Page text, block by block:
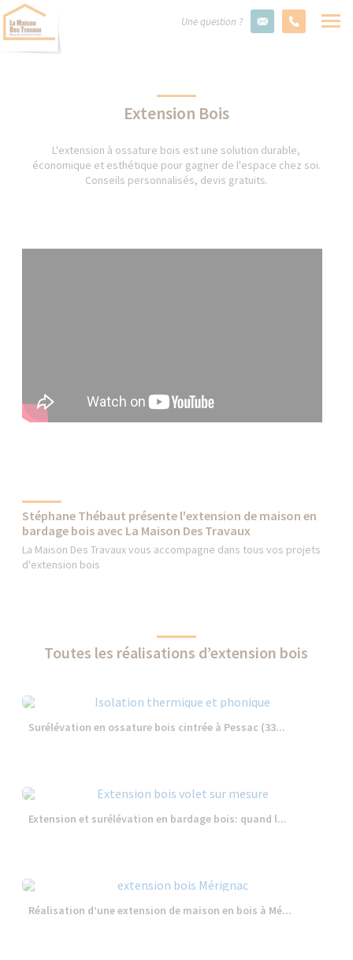
Une question ?
Extension Bois
L'extension à ossature bois est une solution durable,
économique et esthétique pour gagner de l'espace chez soi.
Conseils personnalisés, devis gratuits.
Stéphane Thébaut présente l'extension de maison en
bardage bois avec La Maison Des Travaux
La Maison Des Travaux vous accompagne dans tous vos projets
d'extension bois
Toutes les réalisations d’extension bois
Surélévation en ossature bois cintrée à Pessac (33...
Extension et surélévation en bardage bois: quand l...
Réalisation d’une extension de maison en bois à Mé...